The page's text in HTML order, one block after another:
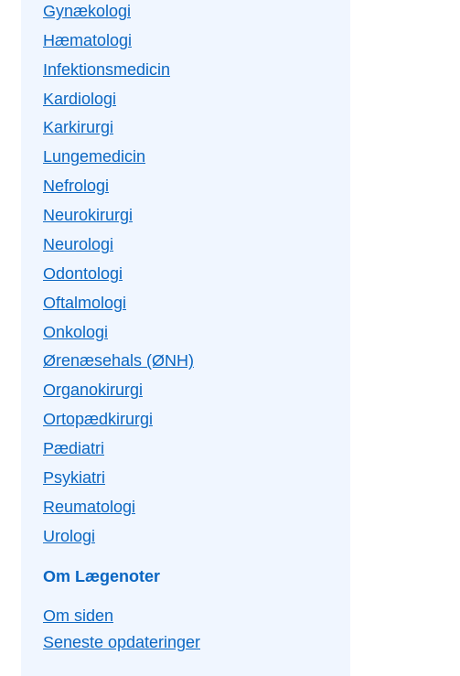
Gynækologi
Hæmatologi
Infektionsmedicin
Kardiologi
Karkirurgi
Lungemedicin
Nefrologi
Neurokirurgi
Neurologi
Odontologi
Oftalmologi
Onkologi
Ørenæsehals (ØNH)
Organokirurgi
Ortopædkirurgi
Pædiatri
Psykiatri
Reumatologi
Urologi
Om Lægenoter
Om siden
Seneste opdateringer